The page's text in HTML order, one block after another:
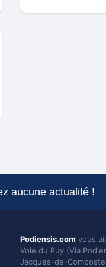
aucune actualité !
Podiensis.com vous
Voie du Puy (Via
Jacques-de-